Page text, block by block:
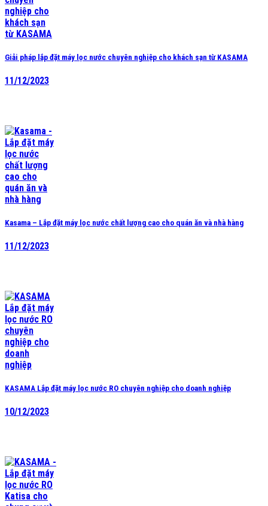
Giải pháp lắp đặt máy lọc nước chuyên nghiệp cho khách sạn từ KASAMA
11/12/2023
Kasama – Lắp đặt máy lọc nước chất lượng cao cho quán ăn và nhà hàng
11/12/2023
KASAMA Lắp đặt máy lọc nước RO chuyên nghiệp cho doanh nghiệp
10/12/2023